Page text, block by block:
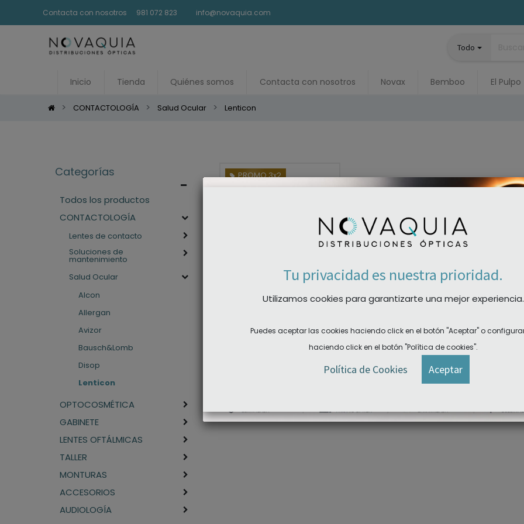
Contacta con nosotros 981 072 823 info@novaquia.com
Todo
Inicio Tienda Quiénes somos Contacta con nosotros Novax Bemboo El Pulpo
CONTACTOLOGÍA Salud Ocular Lenticon
Categorías
Todos los productos
CONTACTOLOGÍA
Lentes de contacto
Soluciones de
mantenimiento
Salud Ocular
Alcon
Allergan
Avizor
Bausch&Lomb
Disop
Lenticon
OPTOCOSMÉTICA
GABINETE
LENTES OFTÁLMICAS
TALLER
MONTURAS
ACCESORIOS
AUDIOLOGÍA
PROMO 3x2
Lenticon
Tu privacidad es nuestra prioridad.
Utilizamos cookies para garantizarte una mejor experiencia.
Puedes aceptar las cookies haciendo click en el botón "Aceptar" o
haciendo click en el botón "Política de cookies".
Política de Cookies Aceptar